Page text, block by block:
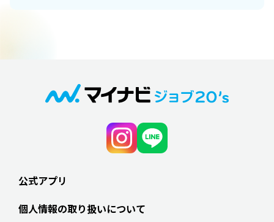
公式アプリ
個人情報の取り扱いについて